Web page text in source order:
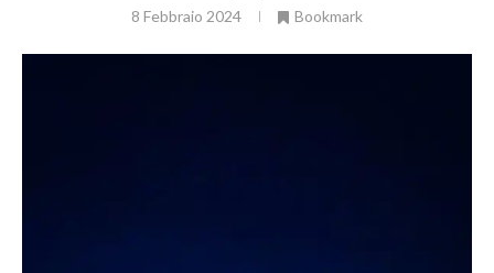
8 Febbraio 2024 Bookmark